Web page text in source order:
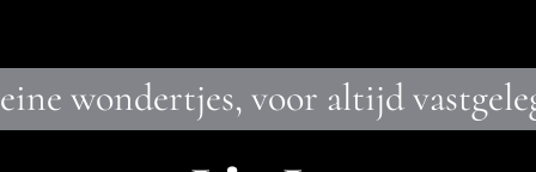
wondertjes, voor altijd